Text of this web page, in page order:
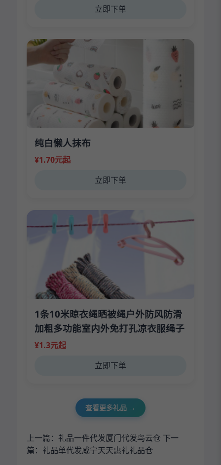
立即下单
纯白懒人抹布
¥1.70元起
立即下单
1条10米晾衣绳晒被绳户外防风防滑
加粗多功能室内外免打孔凉衣服绳子
¥1.3元起
立即下单
查看更多礼品 →
上一篇： 礼品一件代发厦门代发鸟云仓 下一
篇： 礼品单代发咸宁天天惠礼礼品仓